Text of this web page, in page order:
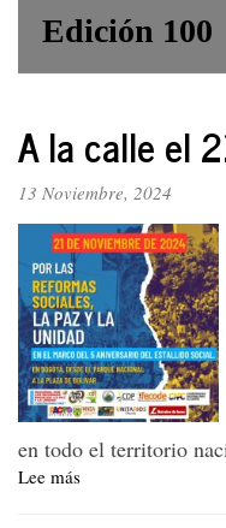
Edición 100
A la calle el
13 Noviembre, 2024
en todo el territorio
Lee más